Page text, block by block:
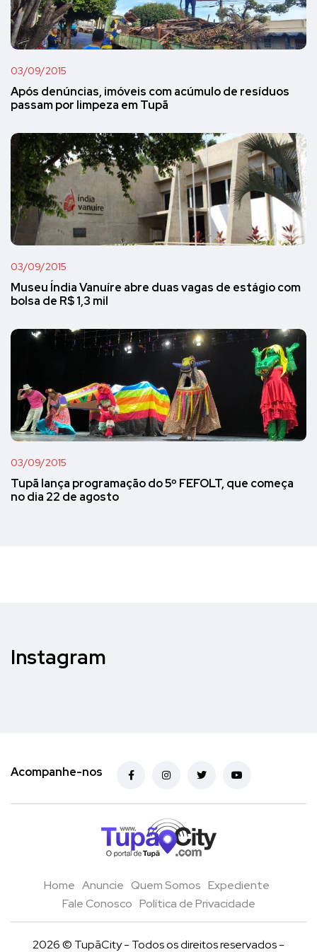
03/09/2015
Após denúncias, imóveis com acúmulo de resíduos
passam por limpeza em Tupã
03/09/2015
Museu Índia Vanuíre abre duas vagas de estágio com
bolsa de R$ 1,3 mil
03/09/2015
Tupã lança programação do 5º FEFOLT, que começa
no dia 22 de agosto
Instagram
Acompanhe-nos
Home Anuncie Quem Somos Expediente
Fale Conosco Política de Privacidade
2026 © TupãCity - Todos os direitos reservados -